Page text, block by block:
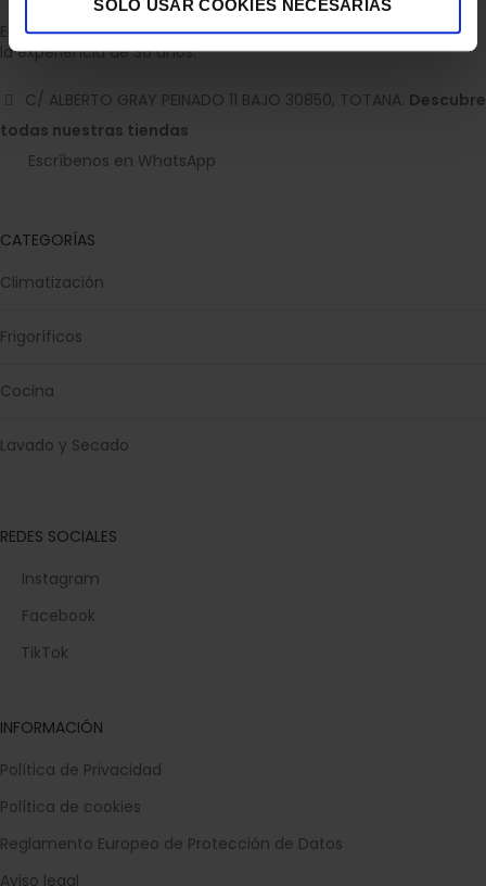
SOLO USAR COOKIES NECESARIAS
Empresa dedicada a la venta de accesorios para el hogar con
la experiencia de 36 años.
C/ ALBERTO GRAY PEINADO 11 BAJO 30850, TOTANA. Descubre
todas nuestras tiendas
Escríbenos en WhatsApp
CATEGORÍAS
Climatización
Frigoríficos
Cocina
Lavado y Secado
REDES SOCIALES
Instagram
Facebook
TikTok
INFORMACIÓN
Política de Privacidad
Política de cookies
Reglamento Europeo de Protección de Datos
Aviso legal